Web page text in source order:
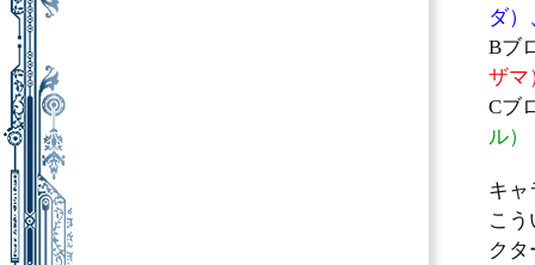
ダ
Bブ
ザマ
Cブ
ル）
キャ
こ
ク